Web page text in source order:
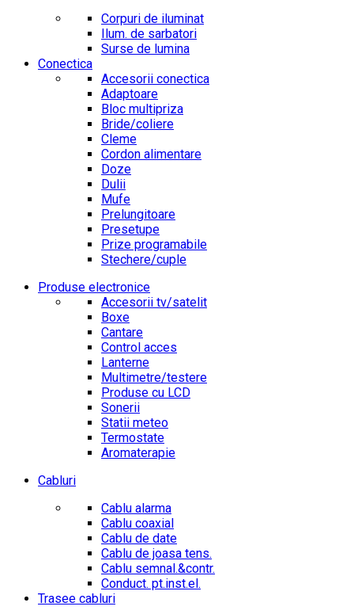
Corpuri de iluminat
Ilum. de sarbatori
Surse de lumina
Conectica
Accesorii conectica
Adaptoare
Bloc multipriza
Bride/coliere
Cleme
Cordon alimentare
Doze
Dulii
Mufe
Prelungitoare
Presetupe
Prize programabile
Stechere/cuple
Produse electronice
Accesorii tv/satelit
Boxe
Cantare
Control acces
Lanterne
Multimetre/testere
Produse cu LCD
Sonerii
Statii meteo
Termostate
Aromaterapie
Cabluri
Cablu alarma
Cablu coaxial
Cablu de date
Cablu de joasa tens.
Cablu semnal.&contr.
Conduct. pt.inst.el.
Trasee cabluri